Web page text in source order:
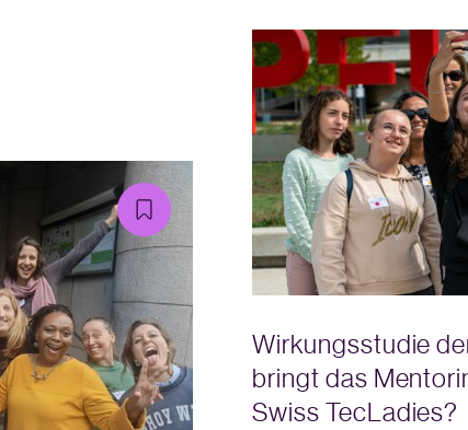
Wirkungsstudie
bringt das
Swiss TecLadies?